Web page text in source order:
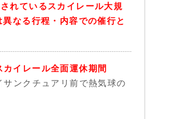
れているスカイレール大規
なる行程・内容での催行と
イレール全面運休期間
ンクチュアリ前で熱気球の